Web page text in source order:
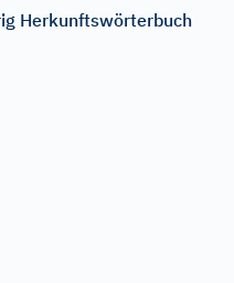
Herkunftswörterbuch